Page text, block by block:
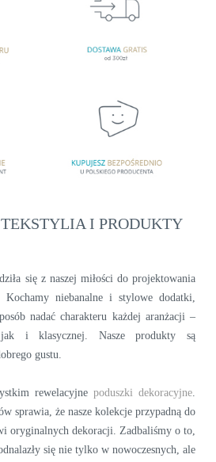
I PRODUKTY
się z naszej miłości do projektowania
Kochamy niebanalne i stylowe dodatki,
nadać charakteru każdej aranżacji –
jak i klasycznej. Nasze produkty są
gustu.
rewelacyjne poduszki dekoracyjne.
sprawia, że nasze kolekcje przypadną do
oryginalnych dekoracji. Zadbaliśmy o to,
się nie tylko w nowoczesnych, ale